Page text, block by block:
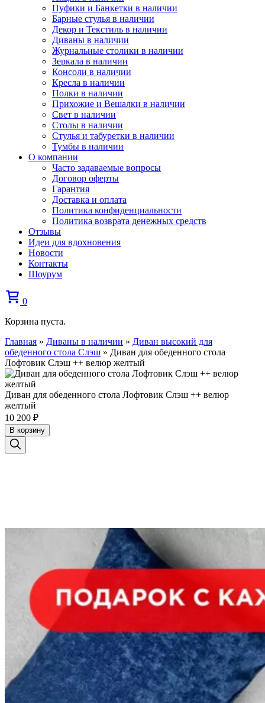
Пуфики и Банкетки в наличии
Барные стулья в наличии
Декор и Текстиль в наличии
Диваны в наличии
Журнальные столики в наличии
Зеркала в наличии
Консоли в наличии
Кресла в наличии
Полки в наличии
Прихожие и Вешалки в наличии
Свет в наличии
Столы в наличии
Стулья и табуретки в наличии
Тумбы в наличии
О компании
Часто задаваемые вопросы
Договор оферты
Гарантия
Доставка и оплата
Политика конфиденциальности
Политика возврата денежных средств
Отзывы
Идеи для вдохновения
Новости
Контакты
Шоурум
0
Корзина пуста.
Главная » Диваны в наличии » Диван высокий для
обеденного стола Слэш » Диван для обеденного стола
Лофтовик Слэш ++ велюр желтый
Диван для обеденного стола Лофтовик Слэш ++ велюр
желтый
10 200 ₽
В корзину